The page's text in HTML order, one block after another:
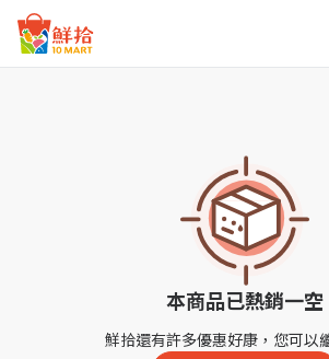
鮮拾
本商品已熱銷一空
鮮拾還有許多優惠好康，您可以